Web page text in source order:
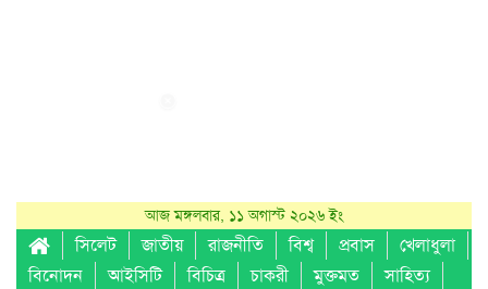
আজ মঙ্গলবার, ১১ অগাস্ট ২০২৬ ইং
সিলেট জাতীয় রাজনীতি বিশ্ব প্রবাস
খেলাধুলা
বিনোদন
আইসিটি বিচিত্র চাকরী মুক্তমত
সাহিত্য